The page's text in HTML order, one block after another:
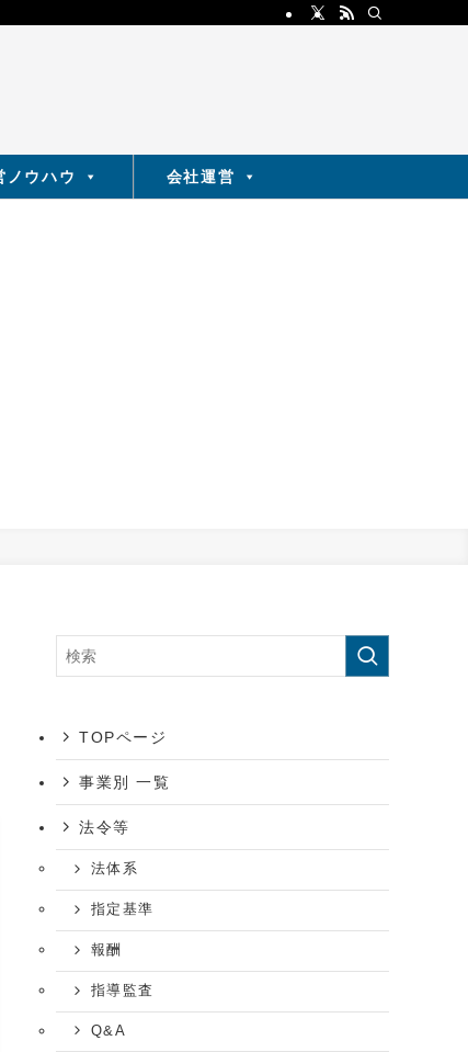
ノウハウ 会社運営
TOPページ
事業別 一覧
法令等
法体系
指定基準
報酬
指導監査
Q&A